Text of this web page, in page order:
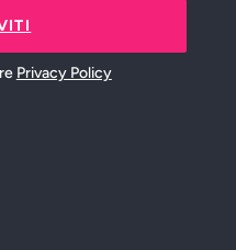
Privacy Policy